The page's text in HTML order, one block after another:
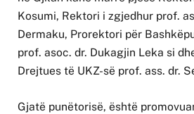
Kosumi, Rektori i zgjedhur prof.
Dermaku, Prorektori për
prof. asoc. dr. Dukagjin Leka si
Drejtues të UKZ-së prof. ass. dr.
Gjatë punëtorisë, është